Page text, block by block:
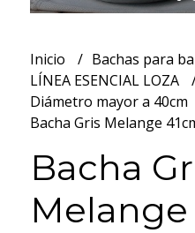
Inicio
Bachas para
LÍNEA ESENCIAL LOZA
Diámetro mayor a 40cm
Bacha Gris Melange
Bacha
Melange